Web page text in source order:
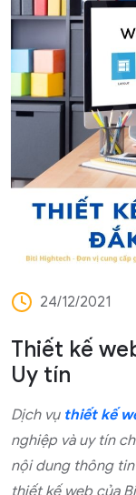
24/12/2021
Thiết kế
Uy tín
Dịch vụ thiết kế
nghiệp và uy tín
nội dung thông
thiết kế web của